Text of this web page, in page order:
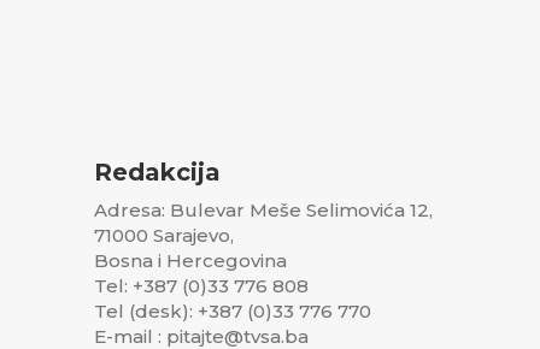
Redakcija
Adresa: Bulevar Meše Selimovića 12,
71000 Sarajevo,
Bosna i Hercegovina
Tel: +387 (0)33 776 808
Tel (desk): +387 (0)33 776 770
E-mail : pitajte@tvsa.ba